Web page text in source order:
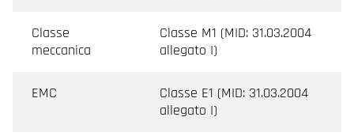
Classe
meccanica
Classe M1 (MID: 31.03.2004
allegato I)
EMC
Classe E1 (MID: 31.03.2004
allegato I)